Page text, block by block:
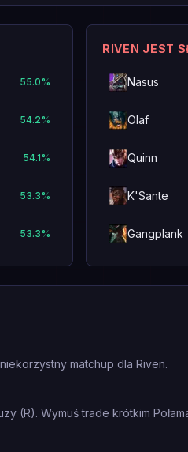
55.0%
54.2%
54.1%
53.3%
53.3%
RIVEN JEST
Nasus
Olaf
Quinn
K'Sante
Gangplank
matchup dla Riven.
(R). Wymuś trade krótkim